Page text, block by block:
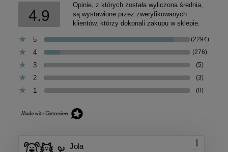
4.9
Opinie, z których została wyliczona średnia,
są wystawione przez zweryfikowanych
klientów, którzy dokonali zakupu w sklepie.
5 (2294)
4 (276)
3 (5)
2 (3)
1 (0)
Jola